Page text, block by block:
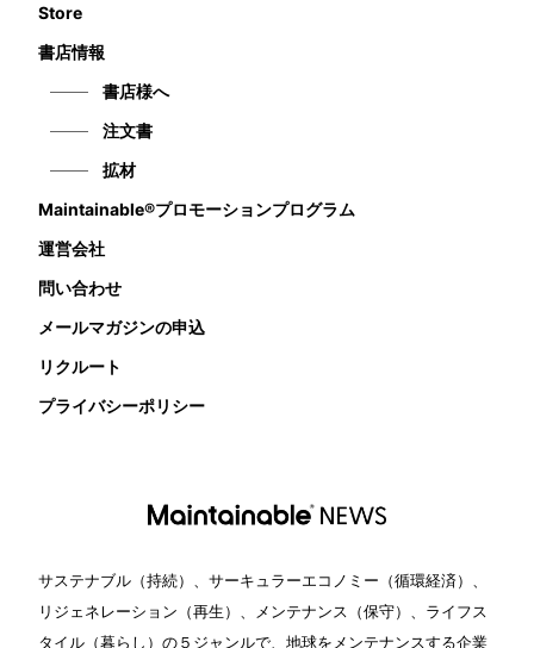
Store
書店情報
書店様へ
注文書
拡材
Maintainable®プロモーションプログラム
運営会社
問い合わせ
メールマガジンの申込
リクルート
プライバシーポリシー
サステナブル（持続）、サーキュラーエコノミー（循環経済）、
リジェネレーション（再生）、メンテナンス（保守）、ライフス
タイル（暮らし）の５ジャンルで、地球をメンテナンスする企業